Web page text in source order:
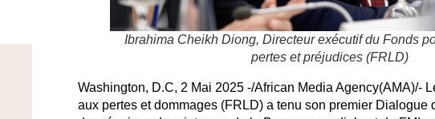
Ibrahima Cheikh Diong, Directeur exécutif du Fonds
pertes et préjudices (FRLD)
Washington, D.C, 2 Mai 2025 -/African Media Agency(AMA)/-
aux pertes et dommages (FRLD) a tenu son premier Dialogue